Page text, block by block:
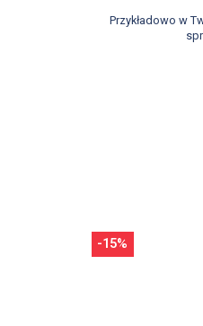
Przykładowo w
-15%